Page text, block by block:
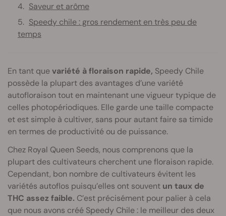
Saveur et arôme
Speedy chile : gros rendement en très peu de
temps
En tant quevariété à floraison rapide, Speedy Chile
possède la plupart des avantages d’une variété
autofloraison tout en maintenant une vigueur typique de
celles photopériodiques. Elle garde une taille compacte
et est simple à cultiver, sans pour autant faire sa timide
en termes de productivité ou de puissance.
Chez Royal Queen Seeds, nous comprenons que la
plupart des cultivateurs cherchent une floraison rapide.
Cependant, bon nombre de cultivateurs évitent les
variétés autoflos puisqu’elles ont souvent un taux de
THC assez faible. C’est précisément pour palier à cela
que nous avons créé Speedy Chile : le meilleur des deux